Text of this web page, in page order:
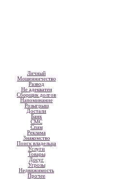
Личный
Мошенничество
Развод
Не адекватен
Сборщик долгов
Напоминание
Розыгрыш
Достали
Банк
СМС
Спам
Реклама
Знакомство
Поиск владельца
Услуги
Товары
Досуг
Угрозы
Недвижимость
Прочее